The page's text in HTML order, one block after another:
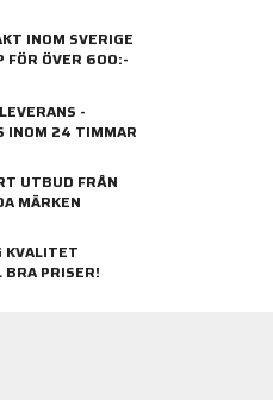
INOM SVERIGE
FÖR ÖVER 600:-
-
INOM 24 TIMMAR
UTBUD FRÅN
MÄRKEN
KVALITET
BRA PRISER!